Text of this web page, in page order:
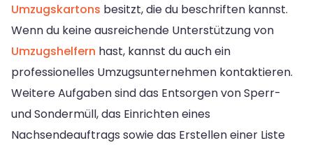
Umzugskartons besitzt, die du beschriften kannst.
Wenn du keine ausreichende Unterstützung von
Umzugshelfern hast, kannst du auch ein
professionelles Umzugsunternehmen kontaktieren.
Weitere Aufgaben sind das Entsorgen von Sperr-
und Sondermüll, das Einrichten eines
Nachsendeauftrags sowie das Erstellen einer Liste